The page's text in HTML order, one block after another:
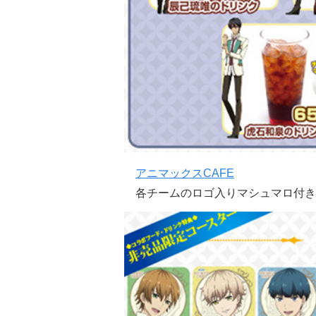
アニマックスCAFE
各チームのロゴ入りマシュマロ付